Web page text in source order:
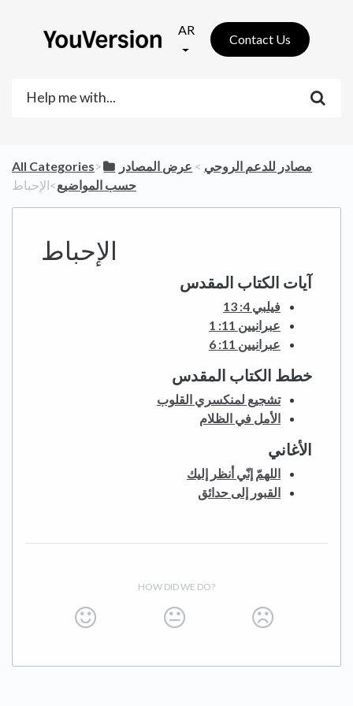
AR
Contact Us
All Categories​>​ ​مصادر للدعم الروحي ​ > ​ ​عرض المصادر
حسب المواضيع​>​ الإحباط
الإحباط
آيات الكتاب المقدس
فيلبي 4: 13
عبرانيين 11: 1
عبرانيين 11: 6
خطط الكتاب المقدس
تشجيع لمنكسري القلوب
الأمل في الظلام
الأغاني
اللهمّ إنّي أنظر إليك
القبور إلى حدائق
HOW DID WE DO?